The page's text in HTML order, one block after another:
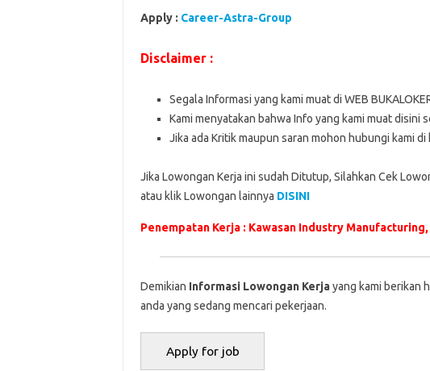
Apply : Career-Astra-Group
Disclaimer :
Segala Informasi yang kami muat di WEB
Kami menyatakan bahwa Info yang kami muat disini
Jika ada Kritik maupun saran mohon hubungi kami
Jika Lowongan Kerja ini sudah Ditutup, Silahkan Cek
atau klik Lowongan lainnya DISINI
Penempatan Kerja : Kawasan Industry
Demikian Informasi Lowongan Kerjayang kami berikan
anda yang sedang mencari pekerjaan.